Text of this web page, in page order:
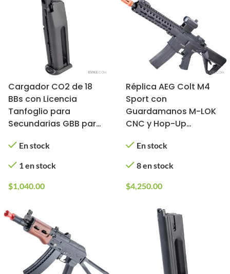
Cargador CO2 de 18
BBs con Licencia
Tanfoglio para
Secundarias GBB para
Grauffel)
En stock
1 en stock
$1,040.00
Réplica AEG Colt M4
Sport con
Guardamanos M-LOK
CNC y Hop-Up
Airsoft (Color: Negro)
En stock
8 en stock
$4,250.00